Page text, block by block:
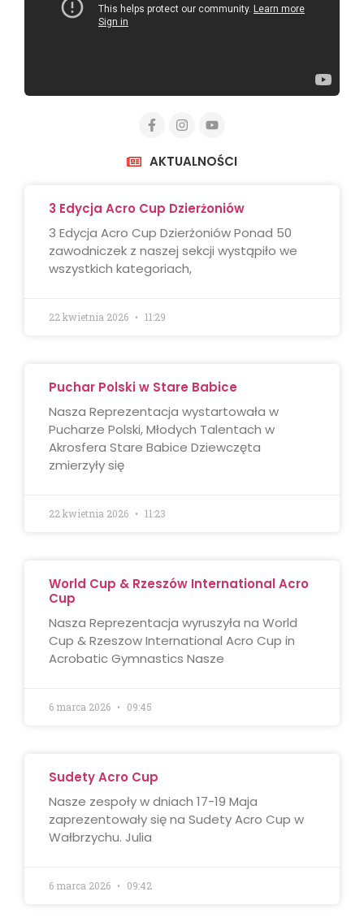
AKTUALNOŚCI
3 Edycja Acro Cup Dzierżoniów
3 Edycja Acro Cup Dzierżoniów Ponad 50
zawodniczek z naszej sekcji wystąpiło we
wszystkich kategoriach,
22 kwietnia 2026 11:29
Puchar Polski w Stare Babice
Nasza Reprezentacja wystartowała w
Pucharze Polski, Młodych Talentach w
Akrosfera Stare Babice Dziewczęta
zmierzyły się
22 kwietnia 2026 11:23
World Cup & Rzeszów International Acro
Cup
Nasza Reprezentacja wyruszyła na World
Cup & Rzeszow International Acro Cup in
Acrobatic Gymnastics Nasze
6 marca 2026 09:45
Sudety Acro Cup
Nasze zespoły w dniach 17-19 Maja
zaprezentowały się na Sudety Acro Cup w
Wałbrzychu. Julia
6 marca 2026 09:42